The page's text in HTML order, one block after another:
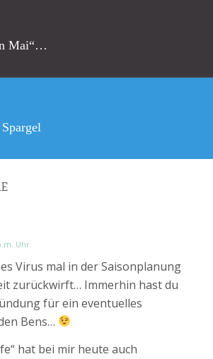
Mai“…
Uhr
Virus mal in der Saisonplanung
zurückwirft… Immerhin hast du
für ein eventuelles
Bens…
hat bei mir heute auch